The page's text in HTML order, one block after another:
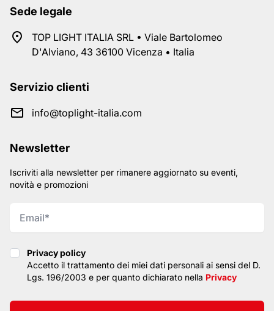
Sede legale
TOP LIGHT ITALIA SRL • Viale Bartolomeo
D'Alviano, 43 36100 Vicenza • Italia
Servizio clienti
info@toplight-italia.com
Newsletter
Iscriviti alla newsletter per rimanere aggiornato su eventi,
novità e promozioni
Privacy policy
Privacy policy
Accetto il trattamento dei miei dati personali ai sensi del D.
Lgs. 196/2003 e per quanto dichiarato nella Privacy